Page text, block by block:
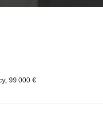
99 000 €